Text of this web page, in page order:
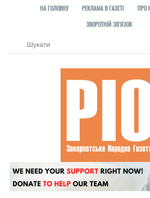
НА ГОЛОВНУ РЕКЛАМА В ГАЗЕТІ
ПРО
ЗВОРОТНІЙ ЗВ'ЯЗОК